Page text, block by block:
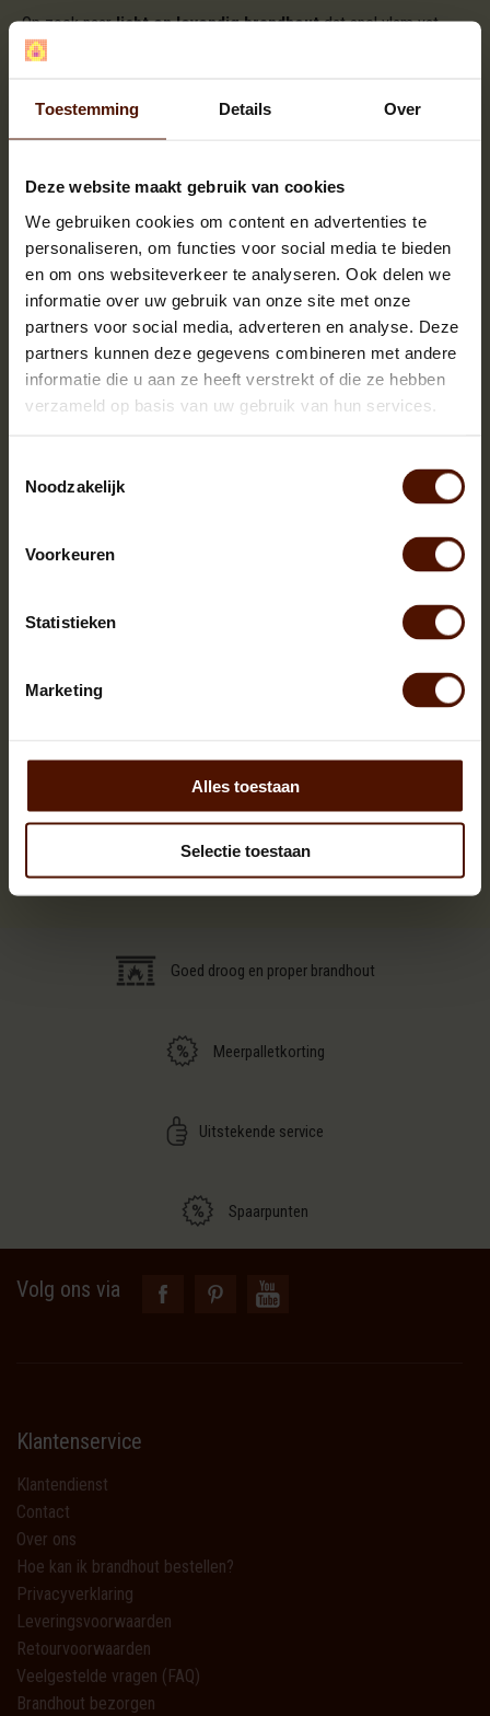
Toestemming Details Over
Deze website maakt gebruik van cookies
We gebruiken cookies om content en advertenties te
personaliseren, om functies voor social media te bieden
en om ons websiteverkeer te analyseren. Ook delen we
informatie over uw gebruik van onze site met onze
partners voor social media, adverteren en analyse. Deze
partners kunnen deze gegevens combineren met andere
informatie die u aan ze heeft verstrekt of die ze hebben
verzameld op basis van uw gebruik van hun services.
Noodzakelijk
Voorkeuren
Statistieken
Marketing
Alles toestaan
Selectie toestaan
Op zoek naarlicht en levendig brandhoutdat snel vlam vat
en een sfeervol vuur geeft? Dan is
direct klaar voor gebruik.
Snelle ontbranding
creëren of een vuur op gang te helpen.
Schone, heldere vlam: geliefd om zijn mooie
blauwe vlammen en minimale rookontwikkeling.
Aangename geur
: brandt met een milde, zoete
geur – perfect voor sfeer én warmte.
Ovengedroogd & direct te gebruiken: met een
vochtpercentage onder de 20%.
Houtsoort
Formaat pallet
Droogtegraad
: Ovengedroogd (≤20% vocht)
vuurkorf, hottub of pizzaoven
Berkenhout is perfect voorsfeerstokers,gezellige
, en alsaanmaakhout in combinatie
met zwaardere houtsoorten. Ook ideaal voor gebruikers die
snel resultaat willen zonder lang te wachten.
Goed droog en proper brandhout
Meerpalletkorting
Uitstekende service
Spaarpunten
Volg ons via
Klantenservice
Klantendienst
Contact
Over ons
Hoe kan ik brandhout bestellen?
Privacyverklaring
Leveringsvoorwaarden
Retourvoorwaarden
Veelgestelde vragen (FAQ)
Brandhout bezorgen